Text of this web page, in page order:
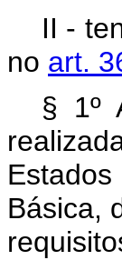
II -
no art.
§ 1º
Básica,